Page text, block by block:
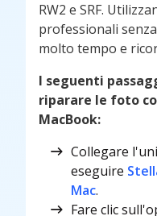
RW2 e SRF.
professionali
molto tempo e
I seguenti
riparare le foto
MacBook:
Collegare
eseguire
Mac.
Fare clic